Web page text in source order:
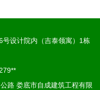
设计院内（吉泰领寓）1栋
公路 娄底市自成建筑工程有限